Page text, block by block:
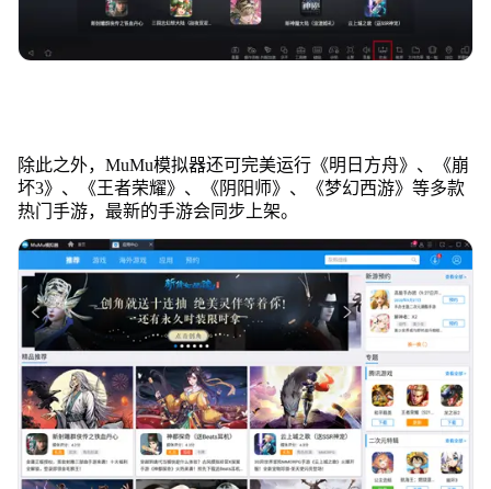
除此之外，MuMu模拟器还可完美运行《明日方舟》、《崩
坏3》、《王者荣耀》、《阴阳师》、《梦幻西游》等多款
热门手游，最新的手游会同步上架。